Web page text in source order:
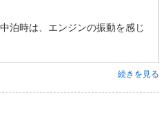
泊時は、エンジンの振動を感じ
続きを見る